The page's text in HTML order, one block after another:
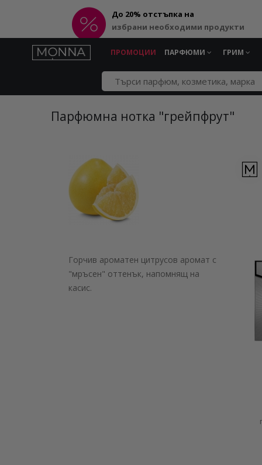
До 20% отстъпка на
избрани необходими продукти
ПРОМОЦИИ ПАРФЮМИ ГРИМ
Парфюмна нотка "грейпфрут"
Горчив ароматен цитрусов аромат с
"мръсен" оттенък, напомнящ на
касис.